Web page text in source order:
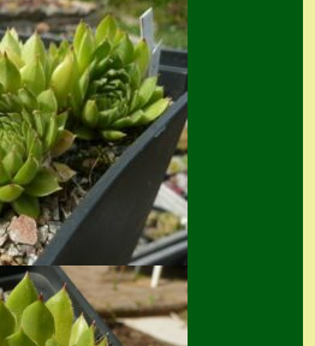
Semps die ich
suche
Semps von A – Z
Shop
Suche
Sue Thomas
Translator
Versand